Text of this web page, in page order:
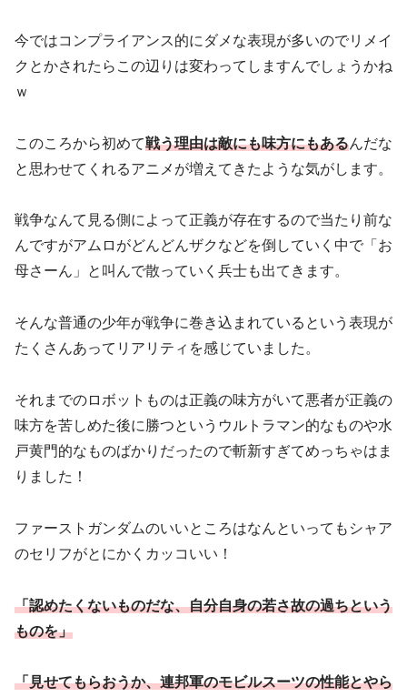
今ではコンプライアンス的にダメな表現が多いのでリメイ
クとかされたらこの辺りは変わってしますんでしょうかね
ｗ
このころから初めて戦う理由は敵にも味方にもあるんだな
と思わせてくれるアニメが増えてきたような気がします。
戦争なんて見る側によって正義が存在するので当たり前な
んですがアムロがどんどんザクなどを倒していく中で「お
母さーん」と叫んで散っていく兵士も出てきます。
そんな普通の少年が戦争に巻き込まれているという表現が
たくさんあってリアリティを感じていました。
それまでのロボットものは正義の味方がいて悪者が正義の
味方を苦しめた後に勝つというウルトラマン的なものや水
戸黄門的なものばかりだったので斬新すぎてめっちゃはま
りました！
ファーストガンダムのいいところはなんといってもシャア
のセリフがとにかくカッコいい！
「認めたくないものだな、自分自身の若さ故の過ちという
ものを」
「見せてもらおうか、連邦軍のモビルスーツの性能とやら